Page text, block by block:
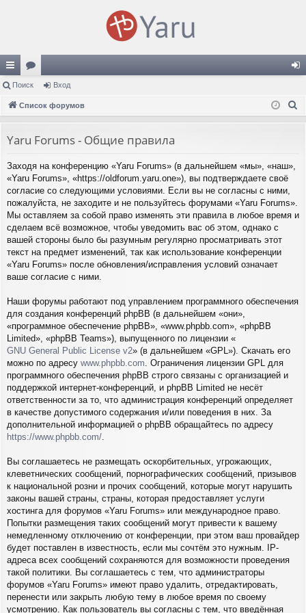
с
ы
и
ор
ум д
Поиск Вход
Список форумов
Yaru Forums - Общие правила
Заходя на конференцию «Yaru Forums» (в дальнейшем «мы», «наш»,
«Yaru Forums», «https://oldforum.yaru.one»), вы подтверждаете своё
согласие со следующими условиями. Если вы не согласны с ними,
пожалуйста, не заходите и не пользуйтесь форумами «Yaru Forums».
Мы оставляем за собой право изменять эти правила в любое время и
сделаем всё возможное, чтобы уведомить вас об этом, однако с
вашей стороны было бы разумным регулярно просматривать этот
текст на предмет изменений, так как использование конференции
«Yaru Forums» после обновления/исправления условий означает
ваше согласие с ними.
Наши форумы работают под управлением программного обеспечения
для создания конференций phpBB (в дальнейшем «они»,
«программное обеспечение phpBB», «www.phpbb.com», «phpBB
Limited», «phpBB Teams»), выпущенного по лицензии «
GNU General Public License v2» (в дальнейшем «GPL»). Скачать его
можно по адресу www.phpbb.com . Ограничения лицензии GPL для
программного обеспечения phpBB строго связаны с организацией и
поддержкой интернет-конференций, и phpBB Limited не несёт
ответственности за то, что администрация конференций определяет
в качестве допустимого содержания и/или поведения в них. За
дополнительной информацией о phpBB обращайтесь по адресу
https://www.phpbb.com/
Вы соглашаетесь не размещать оскорбительных, угрожающих,
клеветнических сообщений, порнографических сообщений, призывов
к национальной розни и прочих сообщений, которые могут нарушить
законы вашей страны, страны, которая предоставляет услуги
хостинга для форумов «Yaru Forums» или международное право.
Попытки размещения таких сообщений могут привести к вашему
немедленному отключению от конференции, при этом ваш провайдер
будет поставлен в известность, если мы сочтём это нужным. IP-
адреса всех сообщений сохраняются для возможности проведения
такой политики. Вы соглашаетесь с тем, что администраторы
форумов «Yaru Forums» имеют право удалить, отредактировать,
перенести или закрыть любую тему в любое время по своему
усмотрению. Как пользователь вы согласны с тем, что введённая